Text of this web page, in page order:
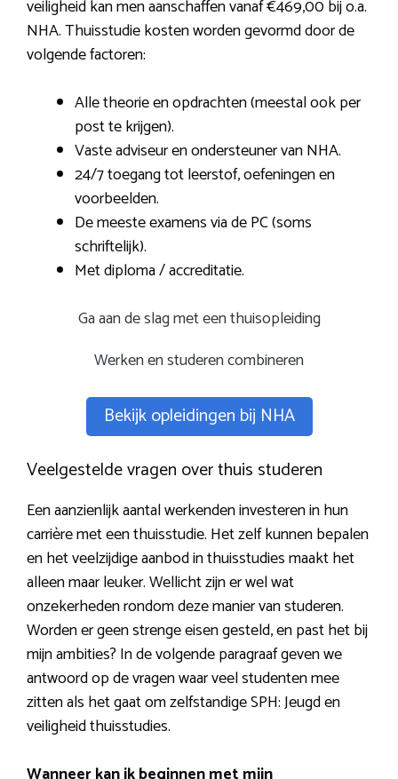
veiligheid kan men aanschaffen vanaf €469,00 bij o.a.
NHA. Thuisstudie kosten worden gevormd door de
volgende factoren:
Alle theorie en opdrachten (meestal ook per
post te krijgen).
Vaste adviseur en ondersteuner van NHA.
24/7 toegang tot leerstof, oefeningen en
voorbeelden.
De meeste examens via de PC (soms
schriftelijk).
Met diploma / accreditatie.
Ga aan de slag met een thuisopleiding
Werken en studeren combineren
Bekijk opleidingen bij NHA
Veelgestelde vragen over thuis studeren
Een aanzienlijk aantal werkenden investeren in hun
carrière met een thuisstudie. Het zelf kunnen bepalen
en het veelzijdige aanbod in thuisstudies maakt het
alleen maar leuker. Wellicht zijn er wel wat
onzekerheden rondom deze manier van studeren.
Worden er geen strenge eisen gesteld, en past het bij
mijn ambities? In de volgende paragraaf geven we
antwoord op de vragen waar veel studenten mee
zitten als het gaat om zelfstandige SPH: Jeugd en
veiligheid thuisstudies.